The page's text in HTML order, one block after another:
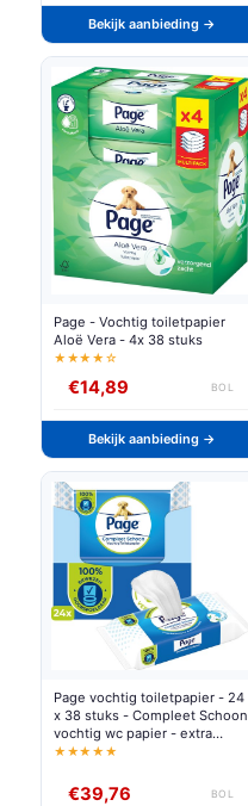
Bekijk aanbieding →
Page - Vochtig toiletpapier
Aloë Vera - 4x 38 stuks
★★★★☆
€14,89 BOL
Bekijk aanbieding →
Page vochtig toiletpapier - 24
x 38 stuks - Compleet Schoon
vochtig wc papier - extra
voordeel
★★★★★
€39,76 BOL